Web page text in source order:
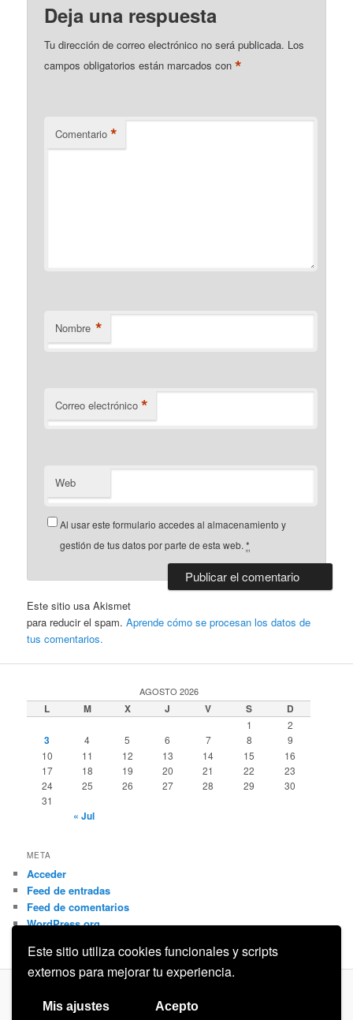
Este sitio utiliza cookies funcionales y scripts
externos para mejorar tu experiencia.
Mis ajustes Acepto
Deja una respuesta
Tu dirección de correo electrónico no será publicada. Los
campos obligatorios están marcados con*
Comentario *
Nombre *
Correo electrónico *
Web
Al usar este formulario accedes al almacenamiento y
gestión de tus datos por parte de esta web.*
Este sitio usa Akismet
para reducir el spam.Aprende cómo se procesan los datos de
tus comentarios.
AGOSTO 2026
L M X J V S D
1 2
3 4 5 6 7 8
9
10
11 12 13 14 15
16
17
18 19 20 21 22
23
24
25 26 27 28 29
30
31
« Jul
META
Acceder
Feed de entradas
Feed de comentarios
WordPress.org
Privacidad Funciona gracias a WordPress